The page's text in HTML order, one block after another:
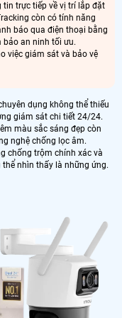
trực tiếp về vị trí lắp đặt
còn có tính năng
báo qua điện thoại bằng
an ninh tối ưu.
việc giám sát và bảo vệ
dụng không thể thiếu
giám sát chi tiết 24/24.
màu sắc sáng đẹp còn
nghệ chống lọc âm.
chống trộm chính xác và
nhìn thấy là những ứng.